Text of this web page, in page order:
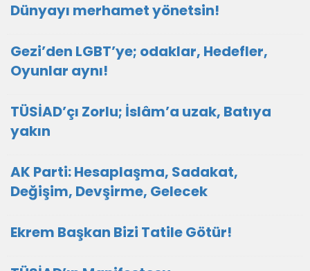
Dünyayı merhamet yönetsin!
Gezi’den LGBT’ye; odaklar, Hedefler,
Oyunlar aynı!
TÜSİAD’çı Zorlu; İslâm’a uzak, Batıya
yakın
AK Parti: Hesaplaşma, Sadakat,
Değişim, Devşirme, Gelecek
Ekrem Başkan Bizi Tatile Götür!